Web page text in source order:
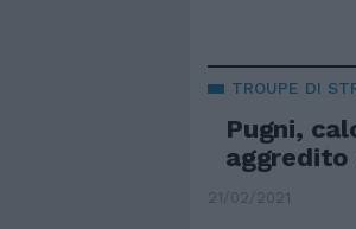
TROUPE DI
Pugni,
aggredito
21/02/2021